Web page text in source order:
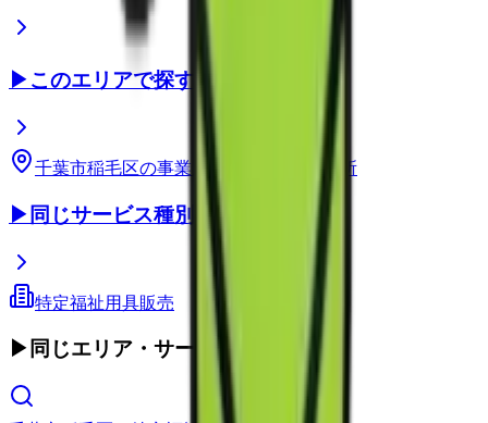
▶このエリアで探す
千葉市稲毛区の事業所 の事業所
▶ 同じサービス種別
特定福祉用具販売
▶ 同じエリア・サービス種別